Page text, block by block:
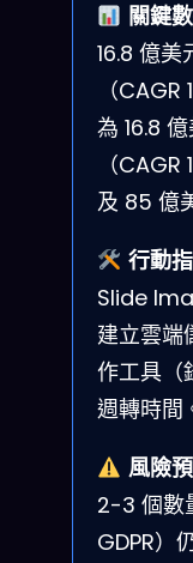
關鍵
16.8 億
（
為 16.8
（
及 85 億
行動
Slide
建立雲端
作工具（
週轉時間
風險
2-3 個數
GDPR）